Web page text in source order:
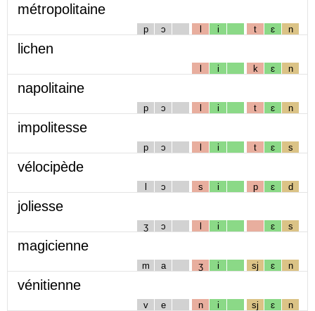
métropolitaine
p ɔ l i t ɛ n
lichen
l i k ɛ n
napolitaine
p ɔ l i t ɛ n
impolitesse
p ɔ l i t ɛ s
vélocipède
l ɔ s i p ɛ d
joliesse
ʒ ɔ l i ɛ s
magicienne
m a ʒ i sj ɛ n
vénitienne
v e n i sj ɛ n